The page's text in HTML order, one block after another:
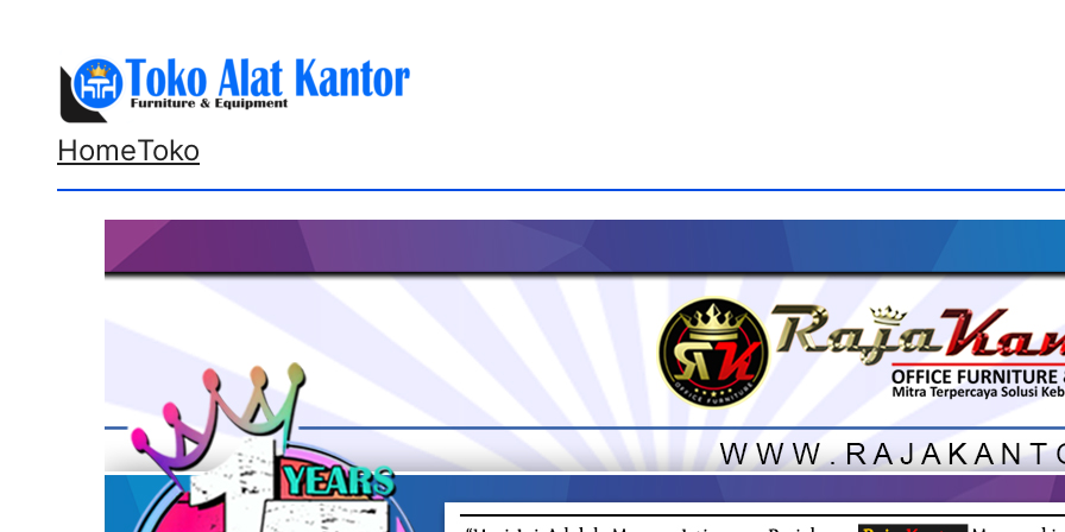
konten
HomeToko